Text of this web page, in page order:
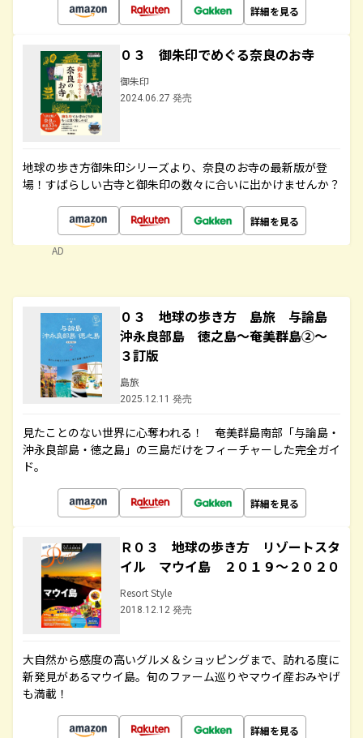
詳細を見る
０３ 御朱印でめぐる奈良のお寺
御朱印
2024.06.27 発売
地球の歩き方御朱印シリーズより、奈良のお寺の最新版が登
場！すばらしい古寺と御朱印の数々に合いに出かけませんか？
詳細を見る
AD
０３ 地球の歩き方 島旅 与論島
沖永良部島 徳之島～奄美群島②～
３訂版
島旅
2025.12.11 発売
見たことのない世界に心奪われる！ 奄美群島南部「与論島・
沖永良部島・徳之島」の三島だけをフィーチャーした完全ガイ
ド。
詳細を見る
Ｒ０３ 地球の歩き方 リゾートスタ
イル マウイ島 ２０１９～２０２０
Resort Style
2018.12.12 発売
大自然から感度の高いグルメ＆ショッピングまで、訪れる度に
新発見があるマウイ島。旬のファーム巡りやマウイ産おみやげ
も満載！
詳細を見る